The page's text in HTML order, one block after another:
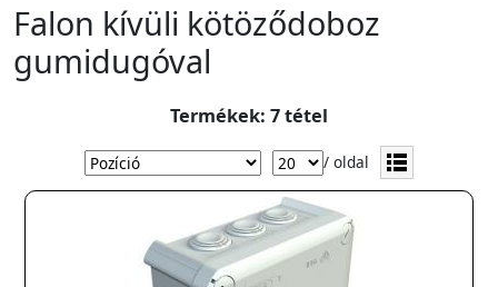
Falon kívüli kötöződoboz
gumidugóval
Termékek: 7 tétel
/ oldal